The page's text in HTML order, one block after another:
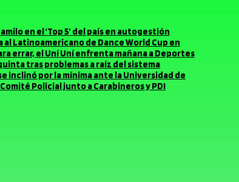
en el ‘Top 5’ del país en autogestión
Latinoamericano de Dance World Cup en
errar, el Uní Uní enfrenta mañana a Deportes
tras problemas a raíz del sistema
inclinó por la mínima ante la Universidad de
Policial junto a Carabineros y PDI